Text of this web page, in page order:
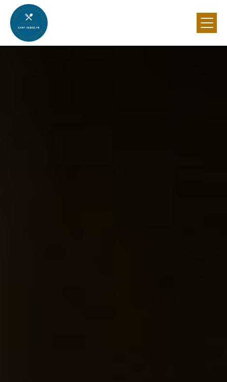
Panneau de gestion des cookies